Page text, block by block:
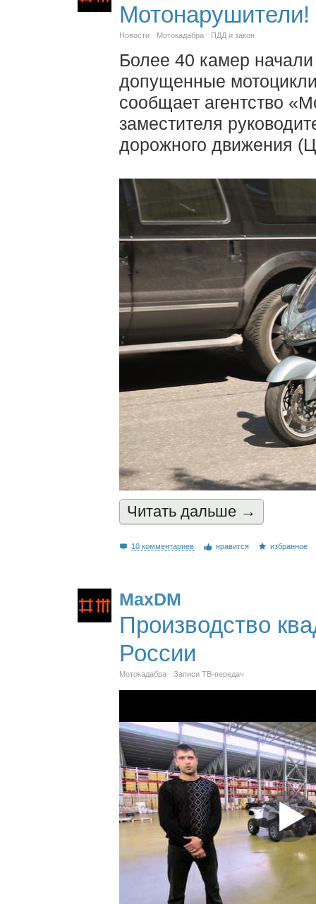
Мотонарушители!
Новости Мотокадабра ПДД и закон
Более 40 камер
допущенные
сообщает агентство
заместителя
дорожного движения
Читать дальшe →
10 комментариев нравится избранное
MaxDM
Производство
России
Мотокадабра Записи ТВ-передач